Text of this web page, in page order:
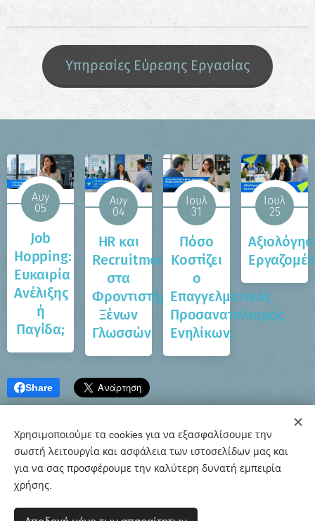
Υπηρεσίες Εύρεσης Εργασίας
Αυγ
05
Job
Hopping:
Ευκαιρία
Ανέλιξης
ή
Παγίδα;
Αυγ
04
HR και
Recruitment
στα
Φροντιστήρια
Ξένων
Γλωσσών
Ιουλ
31
Πόσο
Κοστίζει
ο
Επαγγελματικός
Προσανατολισμός
Ενηλίκων;
Ιουλ
25
Share
© 2020-26 Εργαστήρι Συμβουλευτικής & Προσανατολισμού
Χρησιμοποιούμε τα cookies για να εξασφαλίσουμε την
σωστή λειτουργία και ασφάλεια των ιστοσελίδων μας και
για να σας προσφέρουμε την καλύτερη δυνατή εμπειρία
χρήσης.